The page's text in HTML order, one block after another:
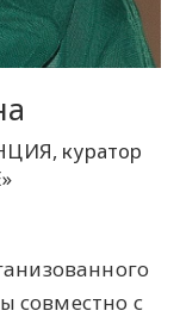
куратор
совместно с